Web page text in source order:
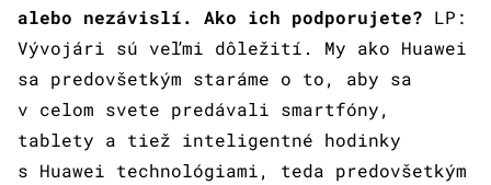
alebo nezávislí. Ako ich podporujete? LP:
Vývojári sú veľmi dôležití. My ako Huawei
sa predovšetkým staráme o to, aby sa
v celom svete predávali smartfóny,
tablety a tiež inteligentné hodinky
s Huawei technológiami, teda predovšetkým